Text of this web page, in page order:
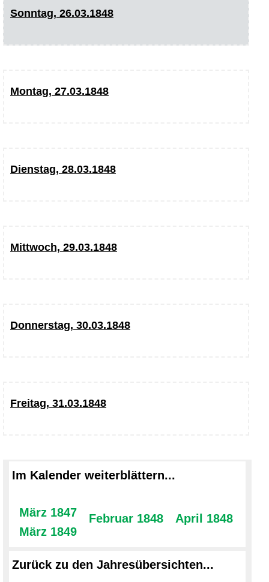
Sonntag, 26.03.1848
Montag, 27.03.1848
Dienstag, 28.03.1848
Mittwoch, 29.03.1848
Donnerstag, 30.03.1848
Freitag, 31.03.1848
Im Kalender weiterblättern...
März 1847
März 1849
Februar 1848 April 1848
Zurück zu den Jahresübersichten...